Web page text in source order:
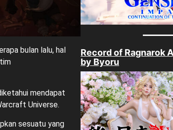
bulan lalu, hal
mendapat
Universe.
sesuatu yang
Record of Ragnarok
by Byoru